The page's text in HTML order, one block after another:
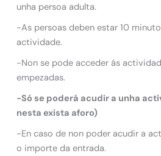
unha persoa adulta.
-As persoas deben estar 10
actividade.
-Non se pode acceder ás
empezadas.
-Só se poderá acudir a unha
nesta exista aforo)
-En caso de non poder acudir a
o importe da entrada.